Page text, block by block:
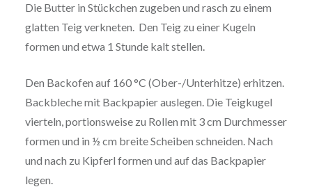
Die Butter in Stückchen zugeben und rasch zu einem
glatten Teig verkneten. Den Teig zu einer Kugeln
formen und etwa 1 Stunde kalt stellen.
Den Backofen auf 160 °C (Ober-/Unterhitze) erhitzen.
Backbleche mit Backpapier auslegen. Die Teigkugel
vierteln, portionsweise zu Rollen mit 3 cm Durchmesser
formen und in ½ cm breite Scheiben schneiden. Nach
und nach zu Kipferl formen und auf das Backpapier
legen.